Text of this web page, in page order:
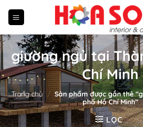
giường ngủ tại
Chí Minh
Trang chủ / Sản phẩm được gắn thẻ
phố Hồ Chí Minh”
LỌC